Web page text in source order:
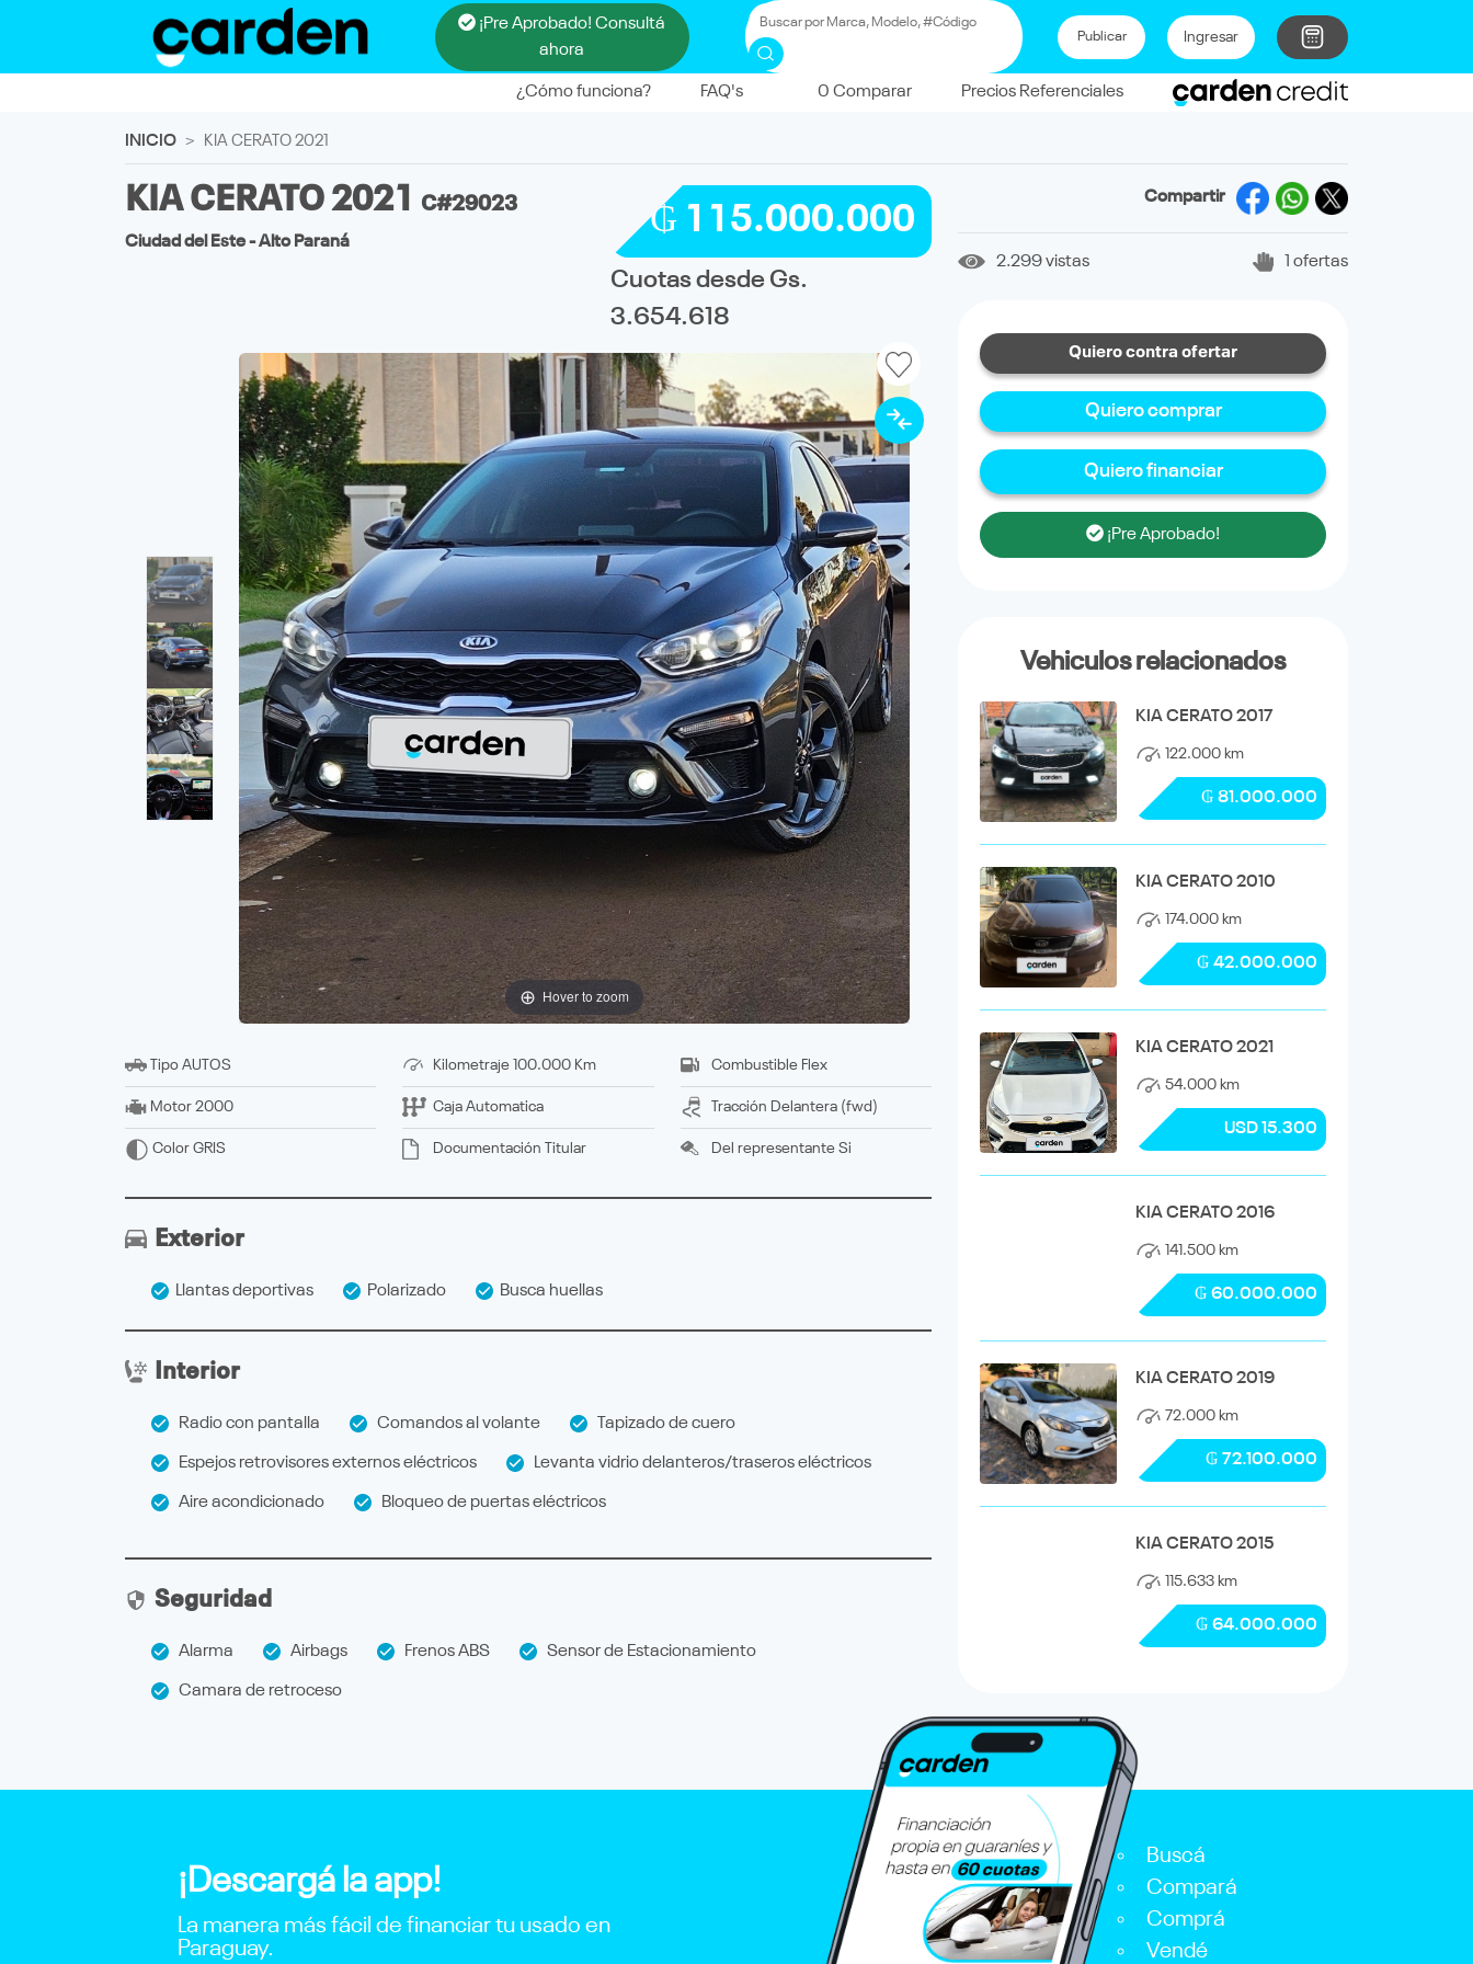
¡Pre Aprobado! Consultá
ahora
Publicar Ingresar
¿Cómo funciona? FAQ's 0 Comparar Precios Referenciales
INICIO KIA CERATO 2021
KIA CERATO 2021 C#29023
Ciudad del Este - Alto Paraná
₲ 115.000.000
Cuotas desde Gs.
3.654.618
Hover to zoom
Tipo AUTOS
Motor 2000
Color GRIS
Kilometraje 100.000 Km
Caja Automatica
Documentación titular
Combustible Flex
Tracción delantera (fwd)
Del representante Si
Exterior
Llantas deportivas Polarizado Busca huellas
Interior
Radio con pantalla Comandos al volante Tapizado de cuero
Espejos retrovisores externos eléctricos Levanta vidrio delanteros/traseros eléctricos
Aire acondicionado Bloqueo de puertas eléctricos
Seguridad
Alarma Airbags Frenos ABS Sensor de Estacionamiento
Camara de retroceso
Compartir
2.299 vistas 1 ofertas
Quiero contra ofertar
Quiero comprar
Quiero financiar
¡Pre Aprobado!
Vehiculos relacionados
KIA CERATO 2017
122.000 km
₲ 81.000.000
KIA CERATO 2010
174.000 km
₲ 42.000.000
KIA CERATO 2021
54.000 km
USD 15.300
KIA CERATO 2016
141.500 km
₲ 60.000.000
KIA CERATO 2019
72.000 km
₲ 72.100.000
KIA CERATO 2015
115.633 km
₲ 64.000.000
¡Descargá la app!
La manera más fácil de financiar tu usado en
Paraguay.
Buscá
Compará
Comprá
Vendé